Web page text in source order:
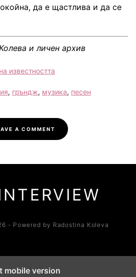
да е щастлива и да се
и личен архив
известността
, гръндж, музика, песен
A COMMENT
- Powered by Radostina Koleva
mobile version